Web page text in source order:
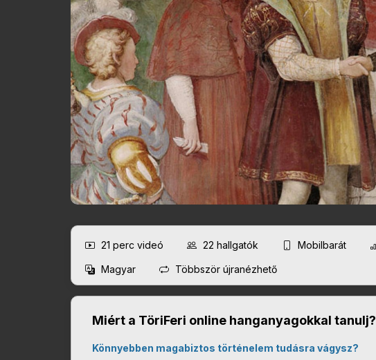
21 perc videó 22 hallgatók Mobilbarát
Magyar Többször újranézhető
Miért a TöriFeri online hanganyagokkal tanulj?
Könnyebben magabiztos történelem tudásra vágysz?